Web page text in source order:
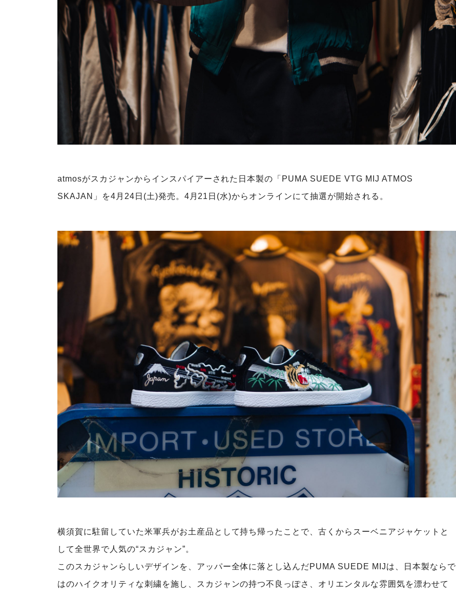
atmosがスカジャンからインスパイアーされた⽇本製の「PUMA SUEDE VTG MIJ ATMOS
SKAJAN」を4月24日(土)発売。4月21日(水)からオンラインにて抽選が開始される。
横須賀に駐留していた⽶軍兵がお⼟産品として持ち帰ったことで、古くからスーベニアジャケットと
して全世界で⼈気の“スカジャン”。
このスカジャンらしいデザインを、アッパー全体に落とし込んだPUMA SUEDE MIJは、日本製ならで
はのハイクオリティな刺繍を施し、スカジャンの持つ不良っぽさ、オリエンタルな雰囲気を漂わせて